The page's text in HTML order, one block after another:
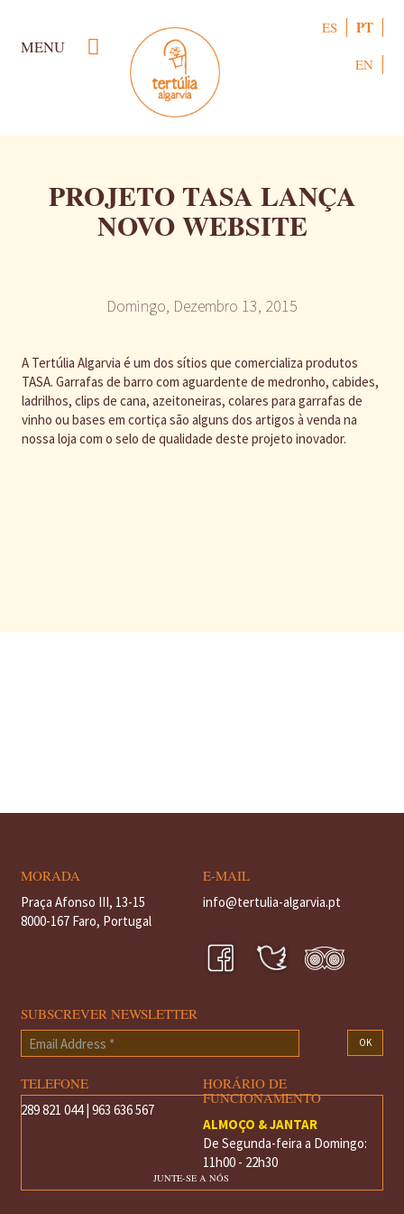
MENU
PT
ES
EN
PROJETO TASA LANÇA
NOVO WEBSITE
Domingo, Dezembro 13, 2015
A Tertúlia Algarvia é um dos sítios que comercializa produtos
TASA. Garrafas de barro com aguardente de medronho, cabides,
ladrilhos, clips de cana, azeitoneiras, colares para garrafas de
vinho ou bases em cortiça são alguns dos artigos à venda na
nossa loja com o selo de qualidade deste projeto inovador.
MORADA
Praça Afonso III, 13-15
8000-167 Faro, Portugal
E-MAIL
info@tertulia-algarvia.pt
SUBSCREVER NEWSLETTER
Email
Address
*
OK
TELEFONE
289 821 044 | 963 636 567
HORÁRIO DE
FUNCIONAMENTO
ALMOÇO & JANTAR
De Segunda-feira a Domingo:
11h00 - 22h30
JUNTE-SE A NÓS